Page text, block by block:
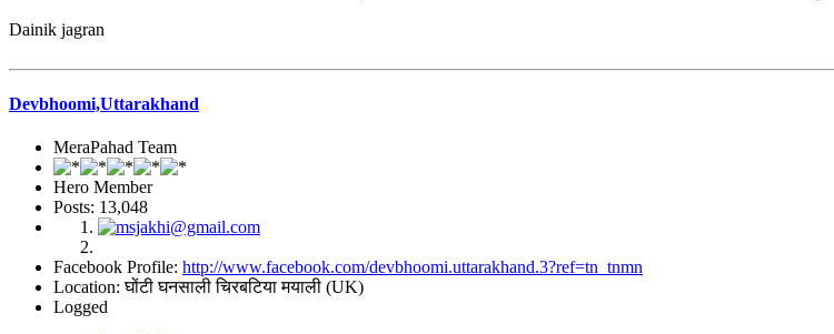
Dainik jagran
Devbhoomi,Uttarakhand
MeraPahad Team
Hero Member
Posts: 13,048
Facebook Profile: http://www.facebook.com/devbhoomi.uttarakhand.3?ref=tn_tnmn
Location: घोंटी घनसाली चिरबटिया मयाली (UK)
Logged